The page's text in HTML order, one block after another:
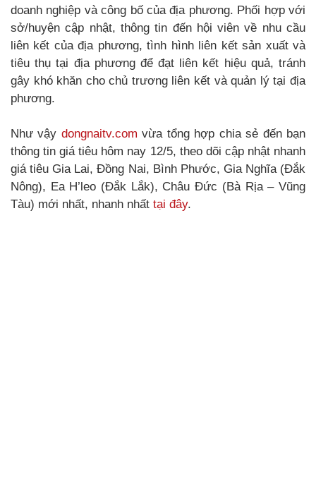
doanh nghiệp và công bố của địa phương. Phối hợp với
sở/huyện cập nhật, thông tin đến hội viên về nhu cầu
liên kết của địa phương, tình hình liên kết sản xuất và
tiêu thụ tại địa phương để đạt liên kết hiệu quả, tránh
gây khó khăn cho chủ trương liên kết và quản lý tại địa
phương.
Như vậy dongnaitv.com vừa tổng hợp chia sẻ đến bạn
thông tin giá tiêu hôm nay 12/5, theo dõi cập nhật nhanh
giá tiêu Gia Lai, Đồng Nai, Bình Phước, Gia Nghĩa (Đắk
Nông), Ea H’leo (Đắk Lắk), Châu Đức (Bà Rịa – Vũng
Tàu) mới nhất, nhanh nhất tại đây.